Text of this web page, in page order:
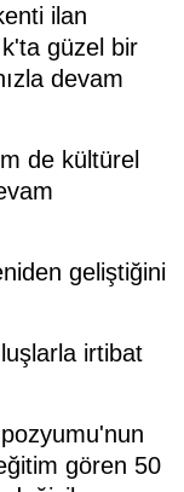
ilan
güzel bir
devam
de kültürel
geliştiğini
irtibat
gören 50